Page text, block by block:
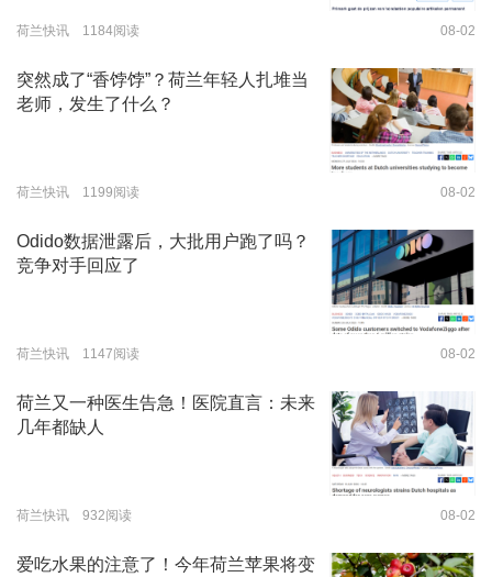
荷兰快讯 1184阅读 08-02
突然成了“香饽饽”？荷兰年轻人扎堆当
老师，发生了什么？
荷兰快讯 1199阅读 08-02
Odido数据泄露后，大批用户跑了吗？
竞争对手回应了
荷兰快讯 1147阅读 08-02
荷兰又一种医生告急！医院直言：未来
几年都缺人
荷兰快讯 932阅读 08-02
爱吃水果的注意了！今年荷兰苹果将变